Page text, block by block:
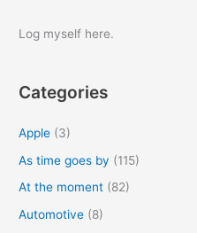
r
f
Log myself here.
Categories
Apple (3)
As time goes by (115)
At the moment (82)
Automotive (8)